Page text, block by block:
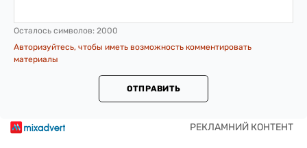
Осталось символов: 2000
Авторизуйтесь, чтобы иметь возможность комментировать
материалы
ОТПРАВИТЬ